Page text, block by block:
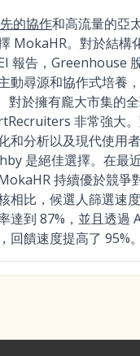
的協作和高流量的亞
MokaHR。對於結構
報告，Greenhouse
動尋源和協作式培養
對於擁有龐大市集的
非常強大
和分析以及現代使用
是絕佳選擇。在最
持續優於競
相比，候選人篩選速
達到 87%，並且透過
回饋速度提高了 95%。